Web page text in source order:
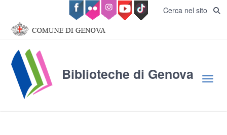
Salta al contenuto principale Cerca nel sito
Biblioteche di Genova